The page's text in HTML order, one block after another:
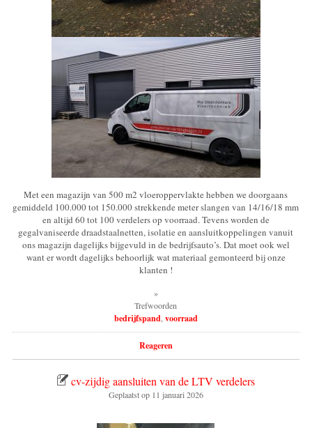
Met een magazijn van 500 m2 vloeroppervlakte hebben we doorgaans
gemiddeld 100.000 tot 150.000 strekkende meter slangen van 14/16/18 mm
en altijd 60 tot 100 verdelers op voorraad. Tevens worden de
gegalvaniseerde draadstaalnetten, isolatie en aansluitkoppelingen vanuit
ons magazijn dagelijks bijgevuld in de bedrijfsauto’s. Dat moet ook wel
want er wordt dagelijks behoorlijk wat materiaal gemonteerd bij onze
klanten !
»
Trefwoorden
bedrijfspand voorraad
Reageren
cv-zijdig aansluiten van de LTV verdelers
Geplaatst op 11 januari 2026